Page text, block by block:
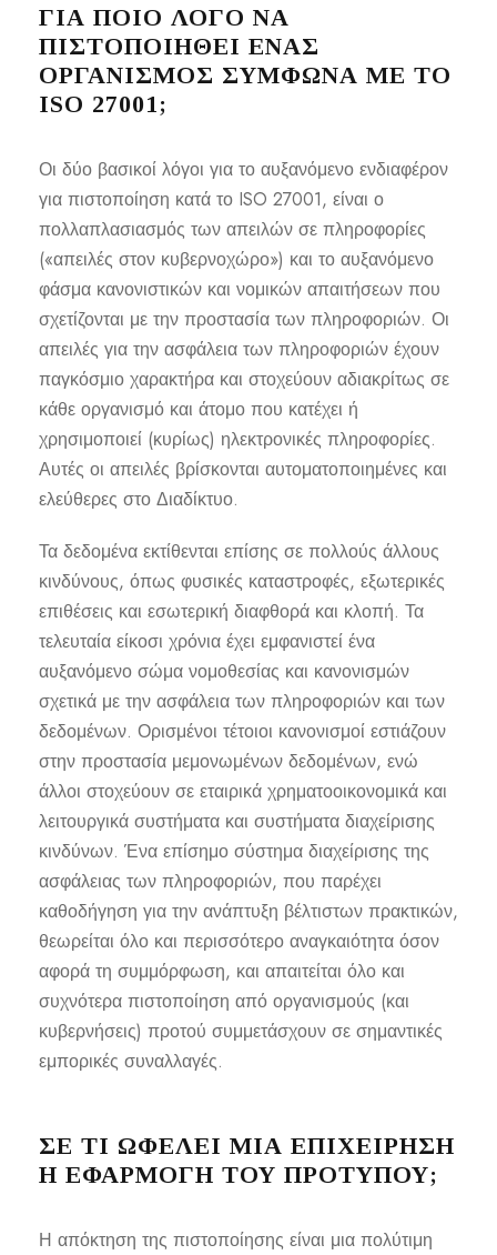
ΓΙΑ ΠΟΙΟ ΛΟΓΟ ΝΑ
ΠΙΣΤΟΠΟΙΗΘΕΙ ΕΝΑΣ
ΟΡΓΑΝΙΣΜΟΣ ΣΥΜΦΩΝΑ ΜΕ ΤΟ
ISO 27001;
Οι δύο βασικοί λόγοι για το αυξανόμενο ενδιαφέρον
για πιστοποίηση κατά το ISO 27001, είναι ο
πολλαπλασιασμός των απειλών σε πληροφορίες
(«απειλές στον κυβερνοχώρο») και το αυξανόμενο
φάσμα κανονιστικών και νομικών απαιτήσεων που
σχετίζονται με την προστασία των πληροφοριών. Οι
απειλές για την ασφάλεια των πληροφοριών έχουν
παγκόσμιο χαρακτήρα και στοχεύουν αδιακρίτως σε
κάθε οργανισμό και άτομο που κατέχει ή
χρησιμοποιεί (κυρίως) ηλεκτρονικές πληροφορίες.
Αυτές οι απειλές βρίσκονται αυτοματοποιημένες και
ελεύθερες στο Διαδίκτυο.
Τα δεδομένα εκτίθενται επίσης σε πολλούς άλλους
κινδύνους, όπως φυσικές καταστροφές, εξωτερικές
επιθέσεις και εσωτερική διαφθορά και κλοπή. Τα
τελευταία είκοσι χρόνια έχει εμφανιστεί ένα
αυξανόμενο σώμα νομοθεσίας και κανονισμών
σχετικά με την ασφάλεια των πληροφοριών και των
δεδομένων. Ορισμένοι τέτοιοι κανονισμοί εστιάζουν
στην προστασία μεμονωμένων δεδομένων, ενώ
άλλοι στοχεύουν σε εταιρικά χρηματοοικονομικά και
λειτουργικά συστήματα και συστήματα διαχείρισης
κινδύνων. Ένα επίσημο σύστημα διαχείρισης της
ασφάλειας των πληροφοριών, που παρέχει
καθοδήγηση για την ανάπτυξη βέλτιστων πρακτικών,
θεωρείται όλο και περισσότερο αναγκαιότητα όσον
αφορά τη συμμόρφωση, και απαιτείται όλο και
συχνότερα πιστοποίηση από οργανισμούς (και
κυβερνήσεις) προτού συμμετάσχουν σε σημαντικές
εμπορικές συναλλαγές.
ΣΕ ΤΙ ΩΦΕΛΕΙ ΜΙΑ ΕΠΙΧΕΊΡΗΣΗ
Η ΕΦΑΡΜΟΓΗ ΤΟΥ ΠΡΟΤΥΠΟΥ;
Η απόκτηση της πιστοποίησης είναι μια πολύτιμη